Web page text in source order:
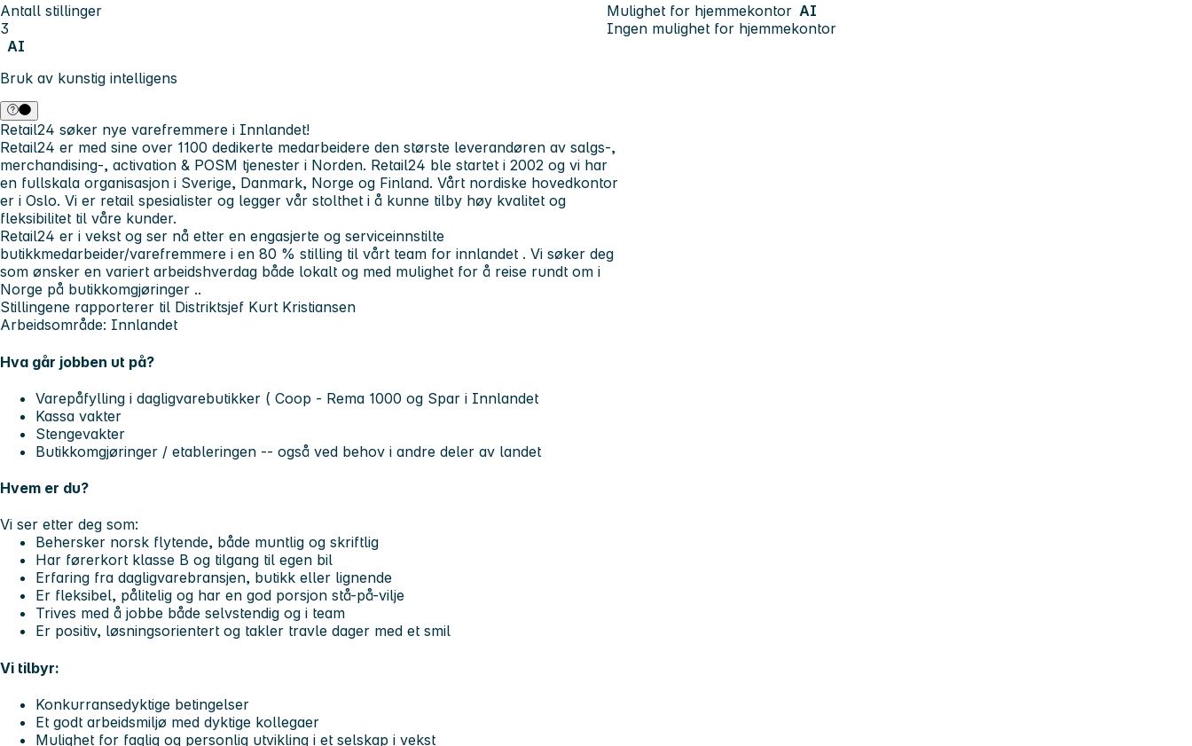
Antall stillinger
3
Mulighet for hjemmekontor AI
Ingen mulighet for hjemmekontor
AI
Bruk av kunstig intelligens
Retail24 søker nye varefremmere i Innlandet!
Retail24 er med sine over 1100 dedikerte medarbeidere den største leverandøren av salgs-,
merchandising-, activation & POSM tjenester i Norden. Retail24 ble startet i 2002 og vi har
en fullskala organisasjon i Sverige, Danmark, Norge og Finland. Vårt nordiske hovedkontor
er i Oslo. Vi er retail spesialister og legger vår stolthet i å kunne tilby høy kvalitet og
fleksibilitet til våre kunder.
Retail24 er i vekst og ser nå etter en engasjerte og serviceinnstilte
butikkmedarbeider/varefremmere i en 80 % stilling til vårt team for innlandet . Vi søker deg
som ønsker en variert arbeidshverdag både lokalt og med mulighet for å reise rundt om i
Norge på butikkomgjøringer ..
Stillingene rapporterer til Distriktsjef Kurt Kristiansen
Arbeidsområde: Innlandet
Hva går jobben ut på?
Varepåfylling i dagligvarebutikker ( Coop - Rema 1000 og Spar i Innlandet
Kassa vakter
Stengevakter
Butikkomgjøringer / etableringen -- også ved behov i andre deler av landet
Hvem er du?
Vi ser etter deg som:
Behersker norsk flytende, både muntlig og skriftlig
Har førerkort klasse B og tilgang til egen bil
Erfaring fra dagligvarebransjen, butikk eller lignende
Er fleksibel, pålitelig og har en god porsjon stå-på-vilje
Trives med å jobbe både selvstendig og i team
Er positiv, løsningsorientert og takler travle dager med et smil
Vi tilbyr:
Konkurransedyktige betingelser
Et godt arbeidsmiljø med dyktige kollegaer
Mulighet for faglig og personlig utvikling i et selskap i vekst